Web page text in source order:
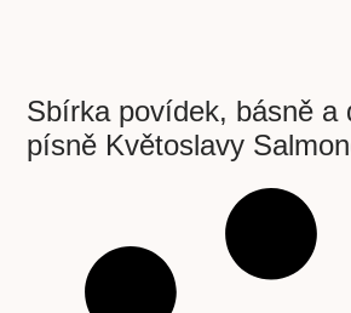
Sbírka povídek, básně a
písně Květoslavy